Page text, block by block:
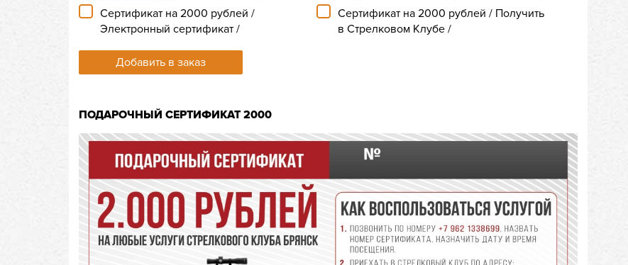
Сертификат на 2000 рублей /
Электронный сертификат /
Сертификат на 2000 рублей / Получить
в Стрелковом Клубе /
Добавить в заказ
ПОДАРОЧНЫЙ СЕРТИФИКАТ 2000